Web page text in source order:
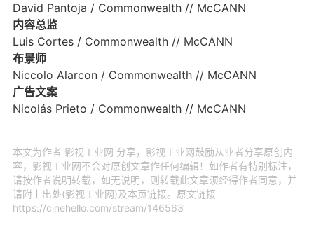
David Pantoja / Commonwealth // McCANN
内容总监
Luis Cortes / Commonwealth // McCANN
布景师
Niccolo Alarcon / Commonwealth // McCANN
广告文案
Nicolás Prieto / Commonwealth // McCANN
本文为作者 影视工业网 分享，影视工业网鼓励从业者分享原创内
容，影视工业网不会对原创文章作任何编辑！如作者有特别标注，
请按作者说明转载，如无说明，则转载此文章须经得作者同意，并
请附上出处(影视工业网)及本页链接。原文链接
https://cinehello.com/stream/146563